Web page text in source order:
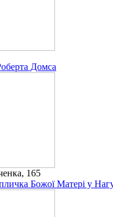
Домса
165
Божої Матері у